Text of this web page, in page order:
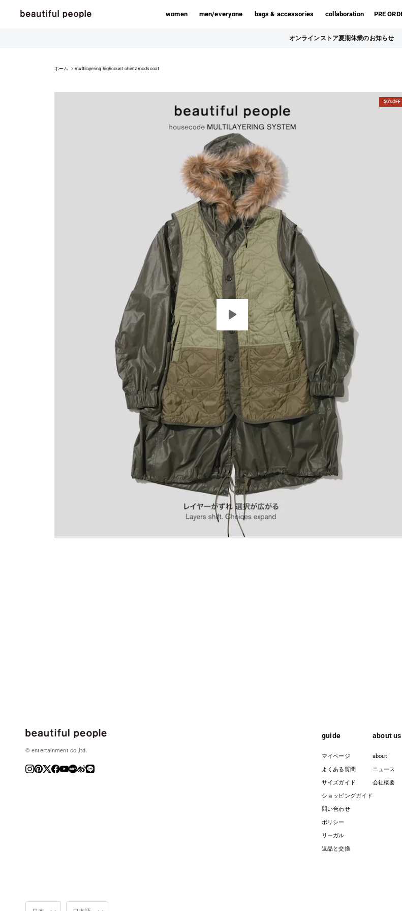
women men/everyone bags & accessories collaboration PRE
オンラインストア夏期休業のお知らせ
ホーム multilayering highcount chintz modscoat
50%OFF
© entertainment co.,ltd.
guide
マイページ
よくある質問
サイズガイド
ショッピングガイド
問い合わせ
ポリシー
リーガル
返品と交換
about us
about
ニュース
会社概要
国/地域 言語